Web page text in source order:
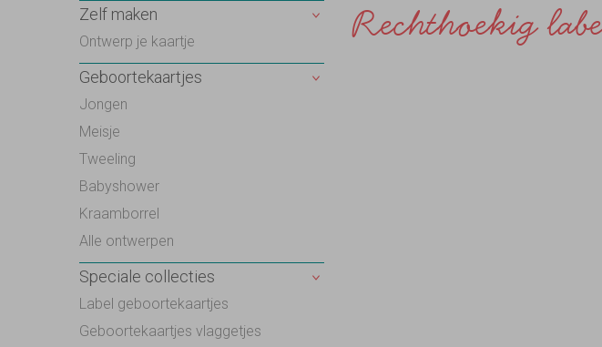
Zelf maken
Ontwerp je kaartje
Geboortekaartjes
Jongen
Meisje
Tweeling
Babyshower
Kraamborrel
Alle ontwerpen
Speciale collecties
Label geboortekaartjes
Geboortekaartjes vlaggetjes
Rechthoekig